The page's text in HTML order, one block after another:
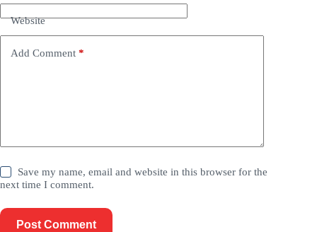
Website
Add Comment *
Save my name, email and website in this browser for the
next time I comment.
Post Comment